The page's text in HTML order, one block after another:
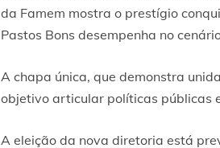
da Famem mostra o prestígio
Pastos Bons desempenha no
A chapa única, que demonstra
objetivo articular políticas públicas
A eleição da nova diretoria está